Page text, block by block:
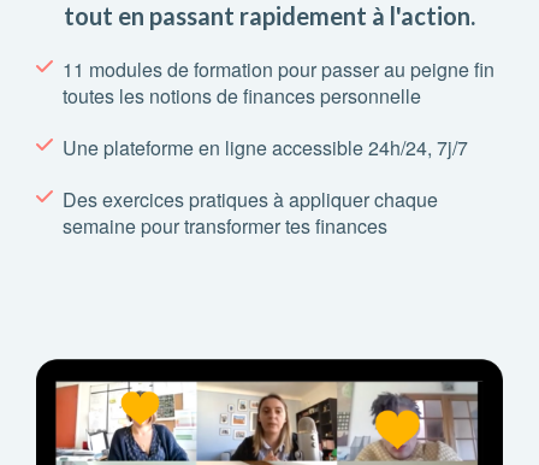
tout en passant rapidement à l'action.
11 modules de formation pour passer au peigne fin
toutes les notions de finances personnelle
Une plateforme en ligne accessible 24h/24, 7j/7
Des exercices pratiques à appliquer chaque
semaine pour transformer tes finances